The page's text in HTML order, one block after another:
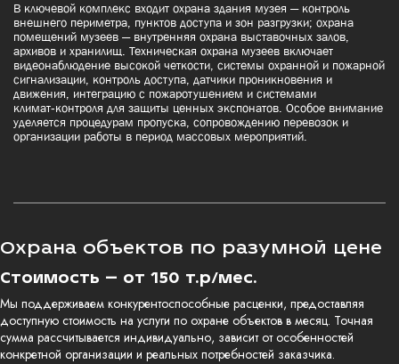
В ключевой комплекс входит охрана здания музея — контроль
внешнего периметра, пунктов доступа и зон разгрузки; охрана
помещений музеев — внутренняя охрана выставочных залов,
архивов и хранилищ. Техническая охрана музеев включает
видеонаблюдение высокой четкости, системы охранной и пожарной
сигнализации, контроль доступа, датчики проникновения и
движения, интеграцию с пожаротушением и системами
климат‑контроля для защиты ценных экспонатов. Особое внимание
уделяется процедурам пропуска, сопровождению перевозок и
организации работы в период массовых мероприятий.
Охрана объектов по разумной цене
Стоимость – от 150 т.р/мес.
Мы поддерживаем конкурентоспособные расценки, предоставляя
доступную стоимость на услуги по охране объектов в месяц. Точная
сумма рассчитывается индивидуально, зависит от особенностей
конкретной организации и реальных потребностей заказчика.